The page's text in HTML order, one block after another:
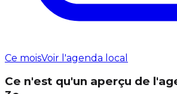
Ce moisVoir l'agenda local
Ce n'est qu'un aperçu de